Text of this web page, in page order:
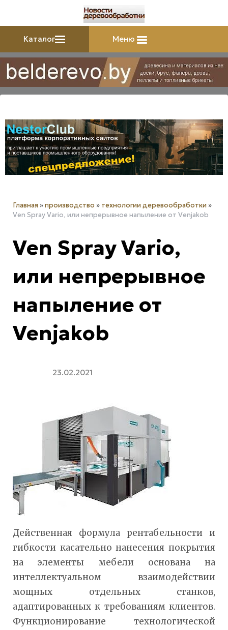
Каталог Меню
Главная »производство » технологии деревообработки »
Ven Spray Vario, или непрерывное напыление от Venjakob
Ven Spray Vario,
или непрерывное
напыление от
Venjakob
23.02.2021
Действенная формула рентабельности и
гибкости касательно нанесения покрытия
на элементы мебели основана на
интеллектуальном взаимодействии
мощных отдельных станков,
адаптированных к требованиям клиентов.
Функционирование технологической